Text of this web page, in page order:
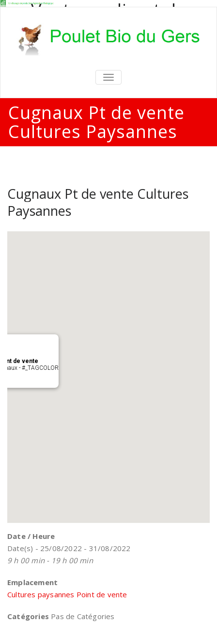
Vente en direct de
poulets bio
Vente en direct de poulets bio aux
particuliers et professionnels
TOGGLE
NAVIGATION
Cugnaux Pt de vente
Cultures Paysannes
Cugnaux Pt de vente Cultures
Paysannes
de vente
- #_TAGCOLOR
Date / Heure
Date(s) - 25/08/2022 - 31/08/2022
9 h 00 min - 19 h 00 min
Emplacement
Cultures paysannes Point de vente
Catégories Pas de Catégories